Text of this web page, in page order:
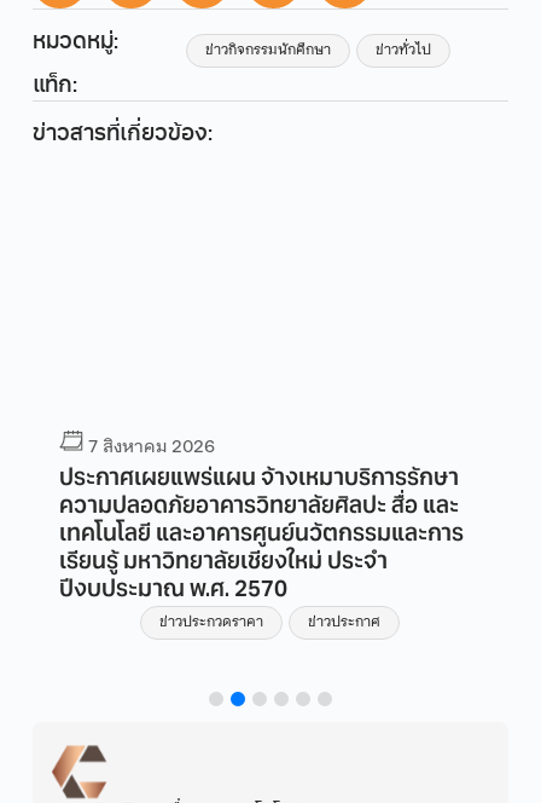
หมวดหมู่: ข่าวกิจกรรมนักศึกษา
ข่าวทั่วไป
แท็ก:
ข่าวสารที่เกี่ยวข้อง:
7 สิงหาคม 2026
ประกาศเผยแพร่แผน จ้างเหมาบริการรักษา
ความปลอดภัยอาคารวิทยาลัยศิลปะ สื่อ และ
เทคโนโลยี และอาคารศูนย์นวัตกรรมและการ
เรียนรู้ มหาวิทยาลัยเชียงใหม่ ประจำ
ปีงบประมาณ พ.ศ. 2570
ข่าวประกวดราคา ข่าวประกาศ